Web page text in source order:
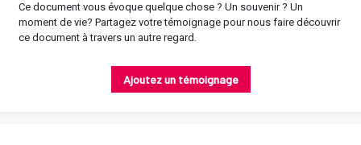
Ce document vous évoque quelque chose ? Un souvenir ? Un
moment de vie? Partagez votre témoignage pour nous faire découvrir
ce document à travers un autre regard.
Ajoutez un témoignage